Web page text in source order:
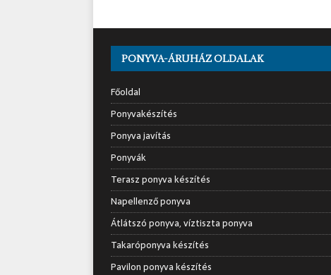
PONYVA-ÁRUHÁZ OLDALAK
Főoldal
Ponyvakészítés
Ponyva javítás
Ponyvák
Terasz ponyva készítés
Napellenző ponyva
Átlátszó ponyva, víztiszta ponyva
Takaróponyva készítés
Pavilon ponyva készítés